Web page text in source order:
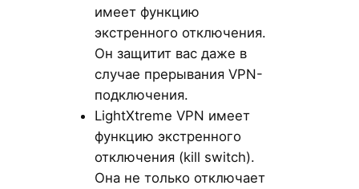
имеет функцию
экстренного отключения.
Он защитит вас даже в
случае прерывания VPN-
подключения.
LightXtreme VPN имеет
функцию экстренного
отключения (kill switch).
Она не только отключает